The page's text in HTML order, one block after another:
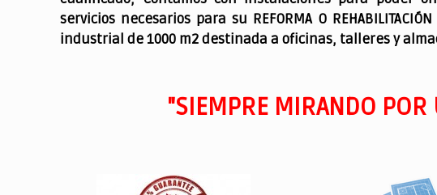
servicios necesarios para su REFORMA O
industrial de 1000 m2 destinada a oficinas, talleres y
"SIEMPRE MIRANDO POR